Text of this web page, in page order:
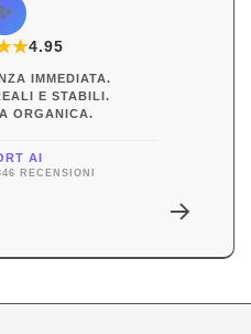
★
★4.95
IMMEDIATA.
E STABILI.
ORGANICA.
AI
RECENSIONI